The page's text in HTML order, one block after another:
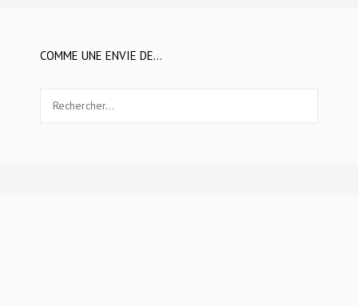
COMME UNE ENVIE DE…